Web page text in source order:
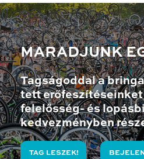
MARADJUNK
Tagságoddal a
tett
felelősség- és
kedvezményben
TAG LESZEK!